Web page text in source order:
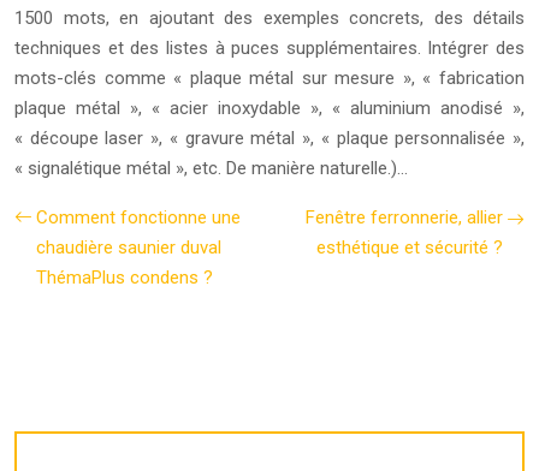
1500 mots, en ajoutant des exemples concrets, des détails
techniques et des listes à puces supplémentaires. Intégrer des
mots-clés comme « plaque métal sur mesure », « fabrication
plaque métal », « acier inoxydable », « aluminium anodisé »,
« découpe laser », « gravure métal », « plaque personnalisée »,
« signalétique métal », etc. De manière naturelle.)…
Comment fonctionne une
chaudière saunier duval
ThémaPlus condens ?
Fenêtre ferronnerie, allier
esthétique et sécurité ?